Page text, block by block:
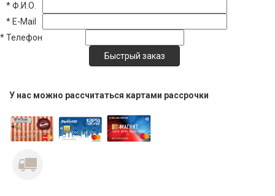
*Ф.И.О.
* E-Mail
*Телефон
У нас можно рассчитаться картами рассрочки